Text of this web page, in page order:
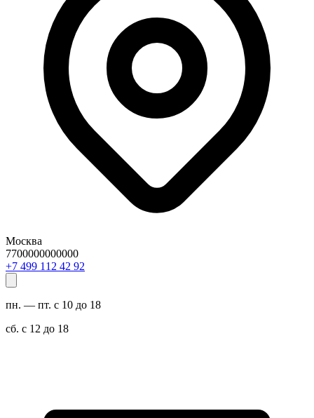
Москва
7700000000000
29 24 211 994 7+
пн. — пт. с 10 до 18
сб. с 12 до 18